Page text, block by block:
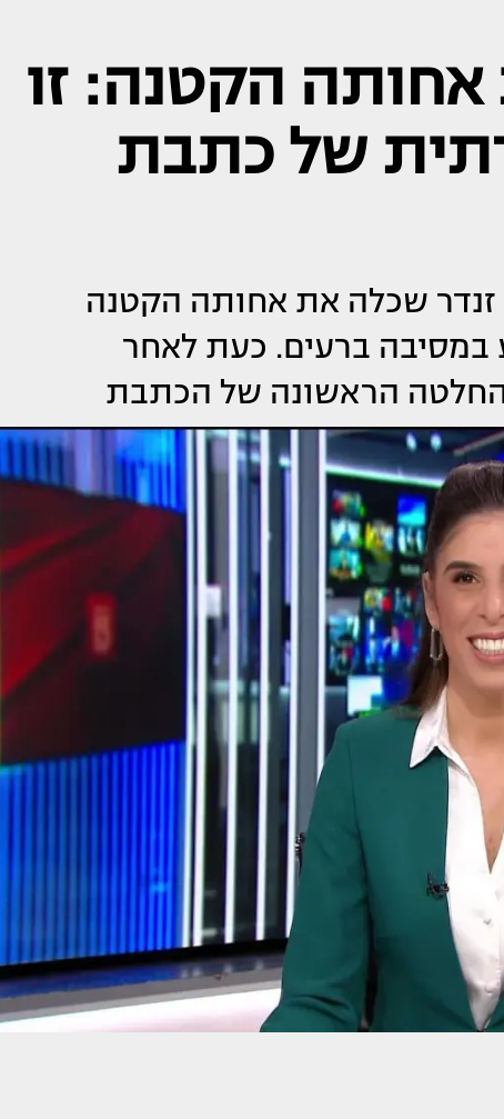
הקטנה: זו
של כתבת
התחבורה של חדשות 13 חן זנדר שכלה את אחותה הקטנה
במסיבה ברעים. כעת לאחר
הראשונה של הכתבת